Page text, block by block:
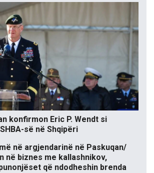
konfirmon Eric P. Wendt si
së në Shqipëri
në argjendarinë në Paskuqan/
në biznes me kallashnikov,
që ndodheshin brenda